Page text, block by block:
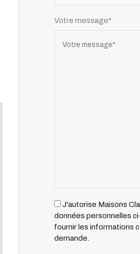
Votre message*
J'autorise Maisons
données personnelles
fournir les informations
demande.